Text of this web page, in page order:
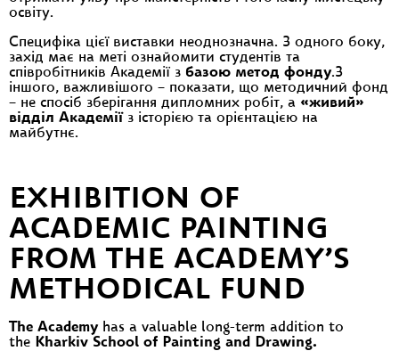
освіту.
Специфіка цієї виставки неоднозначна. З одного боку,
захід має на меті ознайомити студентів та
співробітників Академії з базою метод фонду.З
іншого, важливішого – показати, що методичний фонд
– не спосіб зберігання дипломних робіт, а «живий»
відділ Академіїз історією та орієнтацією на
майбутнє.
EXHIBITION OF
ACADEMIC PAINTING
FROM THE ACADEMY’S
METHODICAL FUND
The Academy has a valuable long-term addition to
the Kharkiv School of Painting and Drawing.